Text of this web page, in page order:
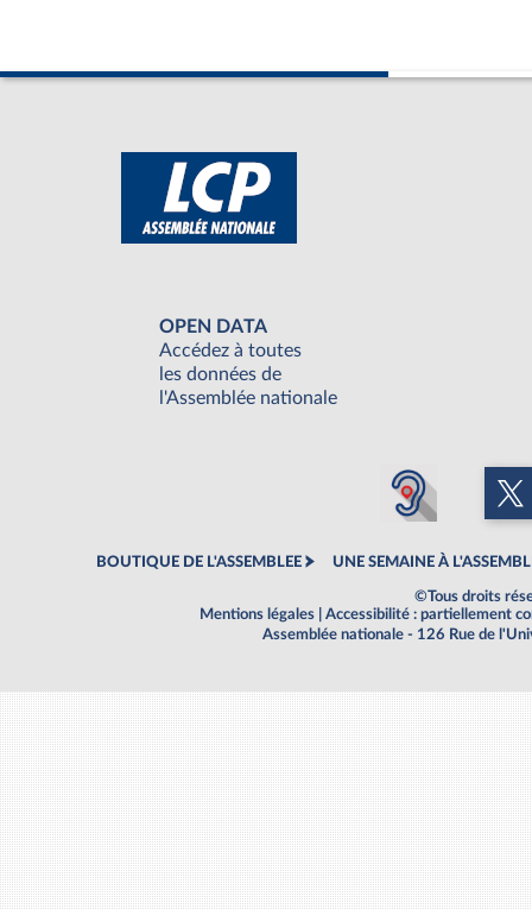
OPEN DATA
Accédez à toutes
les données de
l'Assemblée nationale
BOUTIQUE DE L'ASSEMBLEE UNE SEMAINE À
©Tous droits
Mentions légales
Accessibilité : partiellement
Assemblée nationale - 126 Rue de